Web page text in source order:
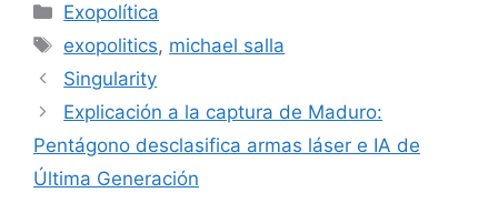
Categorías
Exopolítica
Etiquetas
exopolitics, michael salla
Singularity
Explicación a la captura de Maduro:
Pentágono desclasifica armas láser e IA de
Última Generación